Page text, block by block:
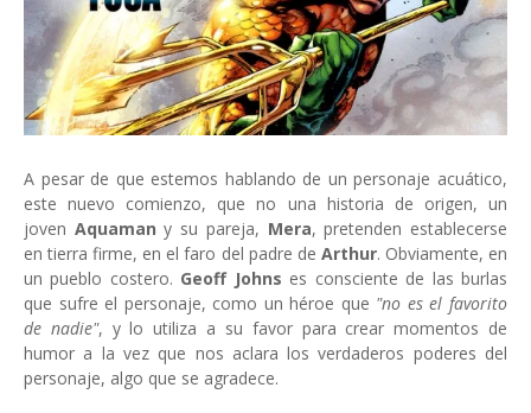
A pesar de que estemos hablando de un personaje acuático,
este nuevo comienzo, que no una historia de origen, un
joven Aquaman y su pareja, Mera, pretenden establecerse
en tierra firme, en el faro del padre de Arthur. Obviamente, en
un pueblo costero. Geoff Johns es consciente de las burlas
que sufre el personaje, como un héroe que "no es el favorito
de nadie", y lo utiliza a su favor para crear momentos de
humor a la vez que nos aclara los verdaderos poderes del
personaje, algo que se agradece.